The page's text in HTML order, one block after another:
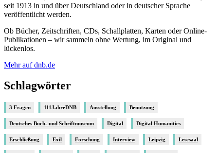
seit 1913 in und über Deutschland oder in deutscher Sprache
veröffentlicht werden.
Ob Bücher, Zeitschriften, CDs, Schallplatten, Karten oder Online-
Publikationen – wir sammeln ohne Wertung, im Original und
lückenlos.
Mehr auf dnb.de
Schlagwörter
3 Fragen 111JahreDNB Ausstellung Benutzung
Deutsches Buch- und Schriftmuseum Digital Digital Humanities
Erschließung Exil Forschung Interview Leipzig Lesesaal